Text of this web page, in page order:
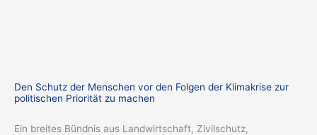
Den Schutz der Menschen vor den Folgen der Klimakrise zur
politischen Priorität zu machen
Ein breites Bündnis aus Landwirtschaft, Zivilschutz,